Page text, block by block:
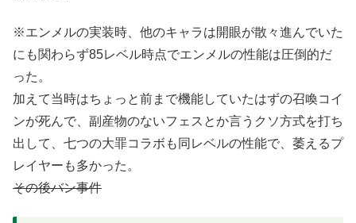
※エンメルの実装時、他のキャラは開眼が散々進んでいた
にも関わらず85レベル時点でエンメルの性能は圧倒的だ
った。
加えて当時はちょっと前まで機能していたはずの召喚コイ
ンが死んで、副産物のないフェスとか言うクソ方式を打ち
出して、七つの大罪コラボも同レベルの性能で、萎えるプ
レイヤーも多かった。
その後バン事件